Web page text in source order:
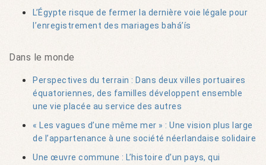
L’Égypte risque de fermer la dernière voie légale pour
l’enregistrement des mariages bahá’ís
Dans le monde
Perspectives du terrain : Dans deux villes portuaires
équatoriennes, des familles développent ensemble
une vie placée au service des autres
« Les vagues d’une même mer » : Une vision plus large
de l’appartenance à une société néerlandaise solidaire
Une œuvre commune : L’histoire d’un pays, qui